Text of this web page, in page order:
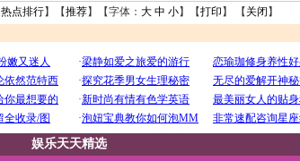
热点排行】【推荐】【字体： 大 中 小】【打印 】 【 关闭 】
娱乐天天精选